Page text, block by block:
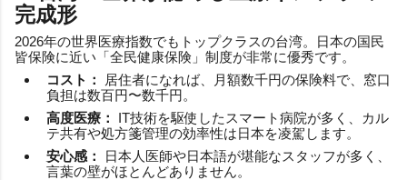
完成形
2026年の世界医療指数でもトップクラスの台湾。日本の国民
皆保険に近い「全民健康保険」制度が非常に優秀です。
コスト：
居住者になれば、月額数千円の保険料で、窓口
負担は数百円〜数千円。
高度医療：
IT技術を駆使したスマート病院が多く、カル
テ共有や処方箋管理の効率性は日本を凌駕します。
安心感：
日本人医師や日本語が堪能なスタッフが多く、
言葉の壁がほとんどありません。